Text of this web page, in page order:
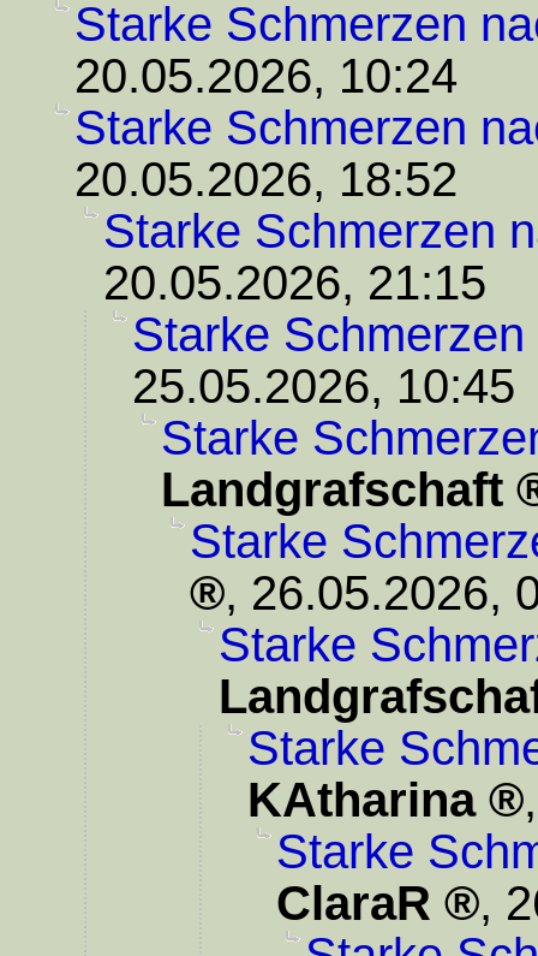
Starke Schmerzen
20.05.2026, 10:24
Starke Schmerzen
20.05.2026, 18:52
Starke Schmerzen
20.05.2026, 21:15
Starke
25.05.2026, 10:45
Starke
Landgrafschaft
Starke
, 26.05.2026,
Starke
Starke
KAtharina
Starke
ClaraR
,